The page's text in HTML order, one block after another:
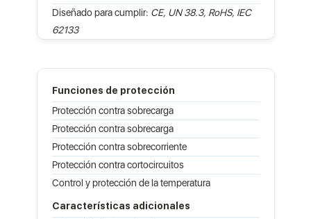
Diseñado para cumplir: CE, UN 38.3, RoHS, IEC
62133
Funciones de protección
Protección contra sobrecarga
Protección contra sobrecarga
Protección contra sobrecorriente
Protección contra cortocircuitos
Control y protección de la temperatura
Características adicionales